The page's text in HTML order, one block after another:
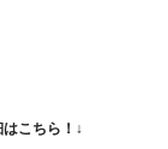
こちら！↓